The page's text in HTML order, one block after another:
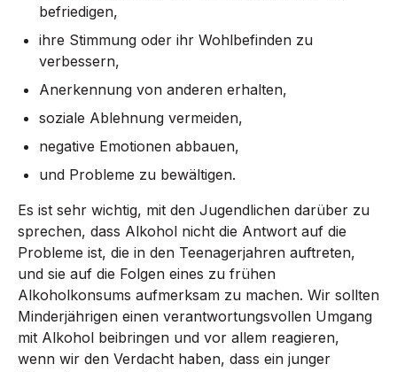
befriedigen,
ihre Stimmung oder ihr Wohlbefinden zu
verbessern,
Anerkennung von anderen erhalten,
soziale Ablehnung vermeiden,
negative Emotionen abbauen,
und Probleme zu bewältigen.
Es ist sehr wichtig, mit den Jugendlichen darüber zu
sprechen, dass Alkohol nicht die Antwort auf die
Probleme ist, die in den Teenagerjahren auftreten,
und sie auf die Folgen eines zu frühen
Alkoholkonsums aufmerksam zu machen. Wir sollten
Minderjährigen einen verantwortungsvollen Umgang
mit Alkohol beibringen und vor allem reagieren,
wenn wir den Verdacht haben, dass ein junger